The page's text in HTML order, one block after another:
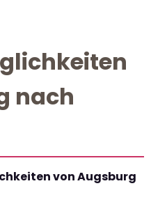
nach
von Augsburg